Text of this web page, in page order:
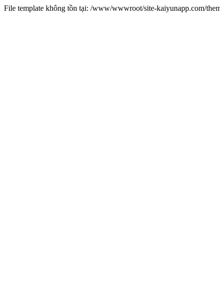
File template không tồn tại: /www/wwwroot/site-kaiyunapp.com/